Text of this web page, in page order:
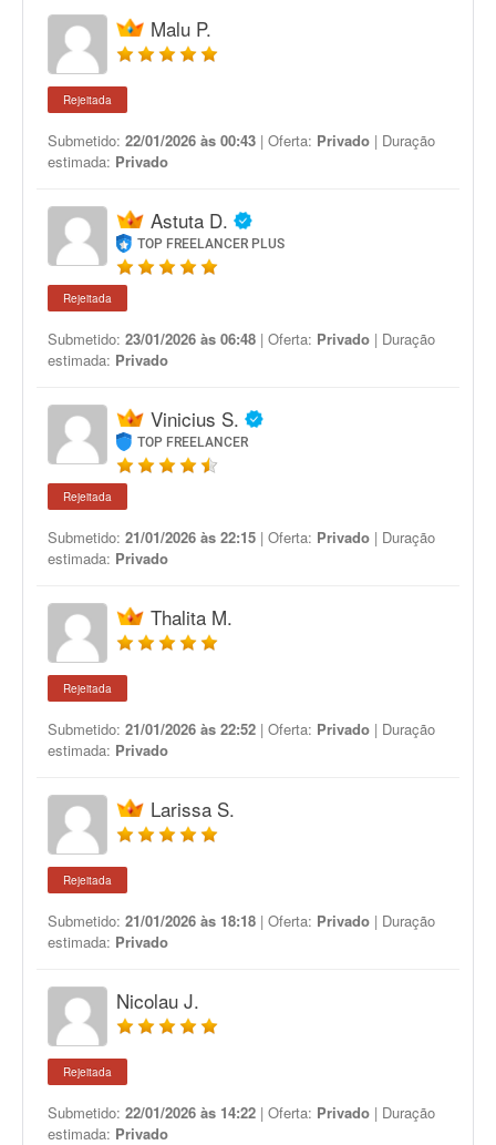
Malu P.
Rejeitada
Submetido: 22/01/2026 às 00:43 | Oferta: Privado | Duração
estimada: Privado
Astuta D.
TOP FREELANCER PLUS
Rejeitada
Submetido: 23/01/2026 às 06:48 | Oferta: Privado | Duração
estimada: Privado
Vinicius S.
TOP FREELANCER
Rejeitada
Submetido: 21/01/2026 às 22:15 | Oferta: Privado | Duração
estimada: Privado
Thalita M.
Rejeitada
Submetido: 21/01/2026 às 22:52 | Oferta: Privado | Duração
estimada: Privado
Larissa S.
Rejeitada
Submetido: 21/01/2026 às 18:18 | Oferta: Privado | Duração
estimada: Privado
Nicolau J.
Rejeitada
Submetido: 22/01/2026 às 14:22 | Oferta: Privado | Duração
estimada: Privado